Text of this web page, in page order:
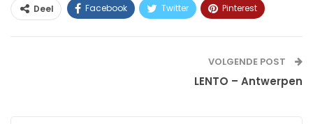
Deel Facebook Twitter Pinterest
VOLGENDE POST
LENTO – Antwerpen